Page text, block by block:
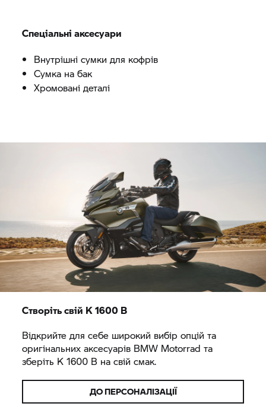
Спеціальні аксесуари
Внутрішні сумки для кофрів
Сумка на бак
Хромовані деталі
Створіть свій K 1600 B
Відкрийте для себе широкий вибір опцій та
оригінальних аксесуарів BMW Motorrad та
зберіть K 1600 B на свій смак.
ДО ПЕРСОНАЛІЗАЦІЇ